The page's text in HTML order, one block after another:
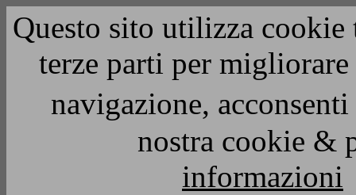
Questo sito utilizza
terze parti per
navigazione,
nostra cookie &
informazioni